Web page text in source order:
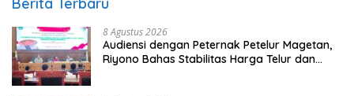
Berita Terbaru
8 Agustus 2026
Audiensi dengan Peternak Petelur Magetan,
Riyono Bahas Stabilitas Harga Telur dan